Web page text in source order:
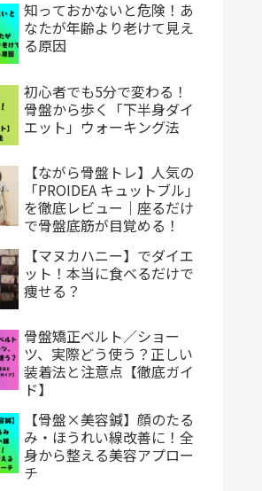
知っておかないと危険！あ
なたが年齢より老けて見え
る原因
初心者でも5分で変わる！
骨盤から歩く「下半身ダイ
エット」ウォーキング法
【ながら骨盤トレ】人気の
「PROIDEA キュットブル」
を徹底レビュー｜座るだけ
で骨盤底筋が目覚める！
【マヌカハニー】でダイエ
ット！本当に食べるだけで
痩せる？
骨盤矯正ベルト／ショー
ツ、実際どう使う？正しい
装着法と注意点【徹底ガイ
ド】
【骨盤×美容鍼】顔のたる
み・ほうれい線改善に！全
身から整える美容アプロー
チ